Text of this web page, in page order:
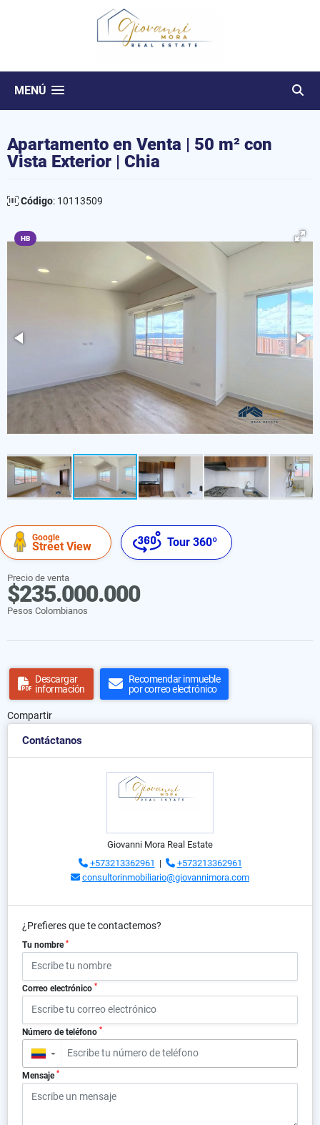
MENÚ
Apartamento en Venta | 50 m² con
Vista Exterior | Chia
Código: 10113509
HB
Google
Street View Tour 360º
Precio de venta
$235.000.000
Pesos Colombianos
Descargar
información
Recomendar inmueble
por correo electrónico
Compartir
Contáctanos
Giovanni Mora Real Estate
+573213362961 |
+573213362961
consultorinmobiliario@giovannimora.com
¿Prefieres que te contactemos?
Tu nombre *
Correo electrónico *
Número de teléfono *
▼
Mensaje *